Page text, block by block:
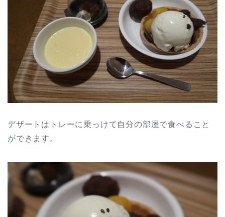
デザートはトレーに乗っけて自分の部屋で食べること
ができます。